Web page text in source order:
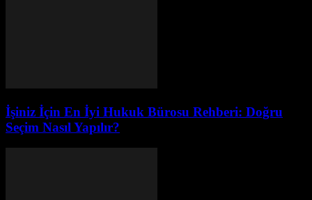
İşiniz İçin En İyi Hukuk Bürosu Rehberi: Doğru
Seçim Nasıl Yapılır?